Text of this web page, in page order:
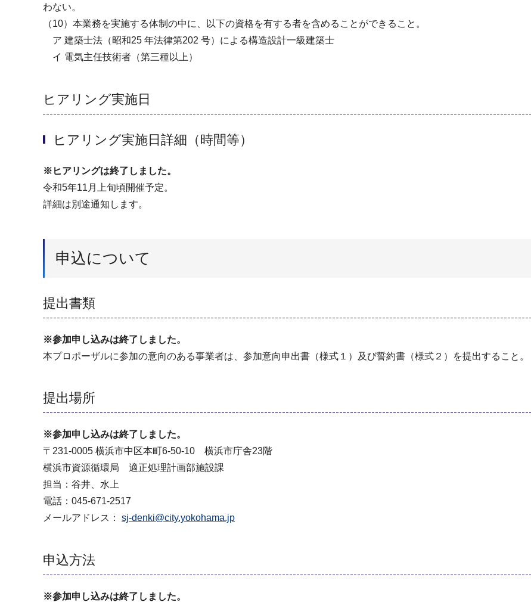
わない。
（10）本業務を実施する体制の中に、以下の資格を有する者を含めることができること。
ア 建築士法（昭和25 年法律第202 号）による構造設計一級建築士
イ 電気主任技術者（第三種以上）
ヒアリング実施日
ヒアリング実施日詳細（時間等）
※ヒアリングは終了しました。
令和5年11月上旬頃開催予定。
詳細は別途通知します。
申込について
提出書類
※参加申し込みは終了しました。
本プロポーザルに参加の意向のある事業者は、参加意向申出書（様式１）及び誓約書（様式２）を提出すること。
提出場所
※参加申し込みは終了しました。
〒231-0005 横浜市中区本町6-50-10 横浜市庁舎23階
横浜市資源循環局 適正処理計画部施設課
担当：谷井、水上
電話：045-671-2517
メールアドレス： sj-denki@city.yokohama.jp
申込方法
※参加申し込みは終了しました。